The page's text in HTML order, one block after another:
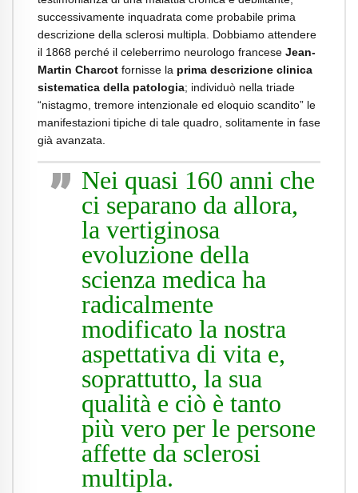
successivamente inquadrata come probabile prima
descrizione della sclerosi multipla. Dobbiamo attendere
il 1868 perché il celeberrimo neurologo francese Jean-
Martin Charcot fornisse la prima descrizione clinica
sistematica della patologia; individuò nella triade
“nistagmo, tremore intenzionale ed eloquio scandito” le
manifestazioni tipiche di tale quadro, solitamente in fase
già avanzata.
Nei quasi 160 anni che
ci separano da allora,
la vertiginosa
evoluzione della
scienza medica ha
radicalmente
modificato la nostra
aspettativa di vita e,
soprattutto, la sua
qualità e ciò è tanto
più vero per le persone
affette da sclerosi
multipla.